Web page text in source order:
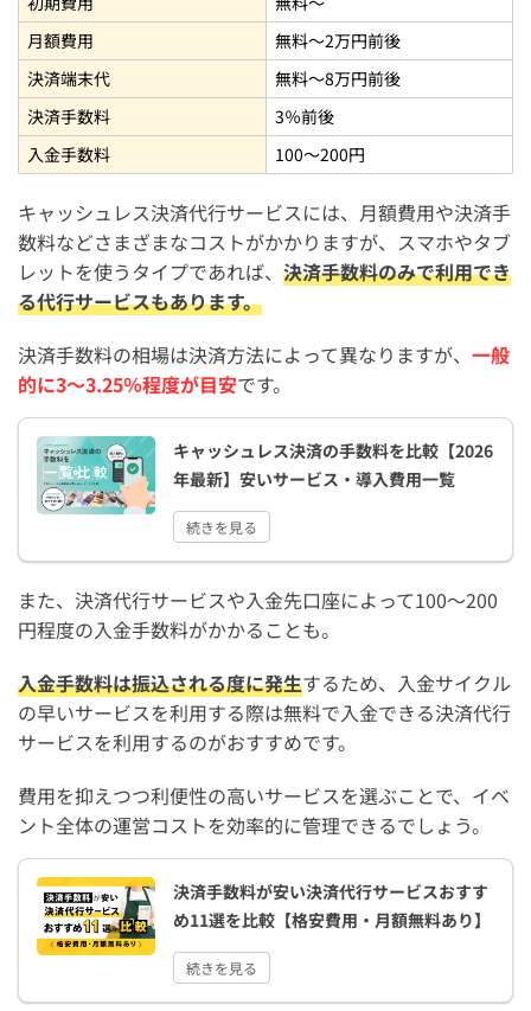
月額費用
無料〜2万円前後
決済端末代
無料〜8万円前後
決済手数料
3％前後
入金手数料
100〜200円
キャッシュレス決済代行サービスには、月額費用や決済手
数料などさまざまなコストがかかりますが、スマホやタブ
レットを使うタイプであれば、 決済手数料のみで利用でき
る代行サービスもあります。
決済手数料の相場は決済方法によって異なりますが、 一般
的に3〜3.25％程度が目安です。
キャッシュレス決済の手数料を比較【2026
年最新】安いサービス・導入費用一覧
続きを見る
また、決済代行サービスや入金先口座によって100〜200
円程度の入金手数料がかかることも。
入金手数料は振込される度に発生するため、入金サイクル
の早いサービスを利用する際は無料で入金できる決済代行
サービスを利用するのがおすすめです。
費用を抑えつつ利便性の高いサービスを選ぶことで、イベ
ント全体の運営コストを効率的に管理できるでしょう。
決済手数料が安い決済代行サービスおすす
め11選を比較【格安費用・月額無料あり】
続きを見る